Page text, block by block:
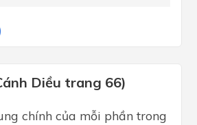
Diều trang 66)
chính của mỗi phần trong